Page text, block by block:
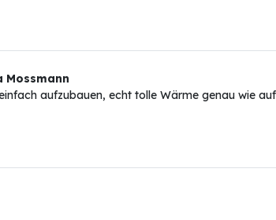
Mossmann
aufzubauen, echt tolle Wärme genau wie